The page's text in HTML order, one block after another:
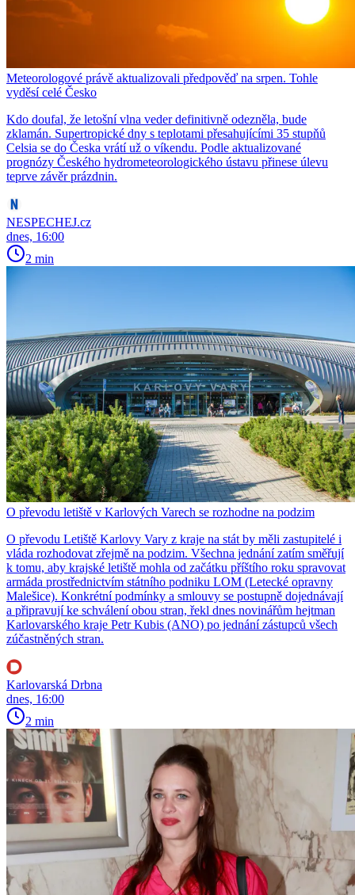
Meteorologové právě aktualizovali předpověď na srpen. Tohle
vyděsí celé Česko
Kdo doufal, že letošní vlna veder definitivně odezněla, bude
zklamán. Supertropické dny s teplotami přesahujícími 35 stupňů
Celsia se do Česka vrátí už o víkendu. Podle aktualizované
prognózy Českého hydrometeorologického ústavu přinese úlevu
teprve závěr prázdnin.
NESPECHEJ.cz
dnes, 16:00
2 min
O převodu letiště v Karlových Varech se rozhodne na podzim
O převodu Letiště Karlovy Vary z kraje na stát by měli zastupitelé i
vláda rozhodovat zřejmě na podzim. Všechna jednání zatím směřují
k tomu, aby krajské letiště mohla od začátku příštího roku spravovat
armáda prostřednictvím státního podniku LOM (Letecké opravny
Malešice). Konkrétní podmínky a smlouvy se postupně dojednávají
a připravují ke schválení obou stran, řekl dnes novinářům hejtman
Karlovarského kraje Petr Kubis (ANO) po jednání zástupců všech
zúčastněných stran.
Karlovarská Drbna
dnes, 16:00
2 min